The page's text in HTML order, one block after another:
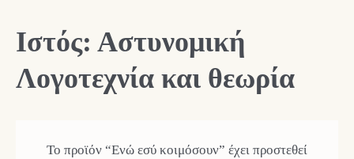
Ιστός: Αστυνομική
Λογοτεχνία και θεωρία
Το προϊόν “Ενώ εσύ κοιμόσουν” έχει προστεθεί